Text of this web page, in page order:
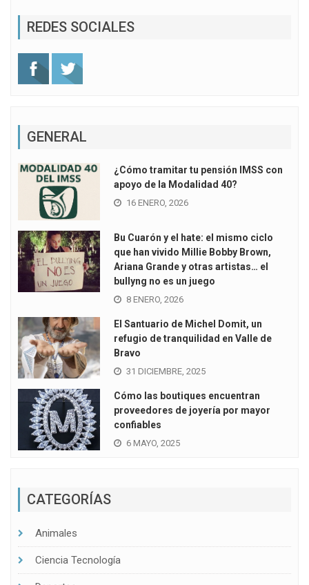
REDES SOCIALES
GENERAL
¿Cómo tramitar tu pensión IMSS con
apoyo de la Modalidad 40?
16 ENERO, 2026
Bu Cuarón y el hate: el mismo ciclo
que han vivido Millie Bobby Brown,
Ariana Grande y otras artistas… el
bullyng no es un juego
8 ENERO, 2026
El Santuario de Michel Domit, un
refugio de tranquilidad en Valle de
Bravo
31 DICIEMBRE, 2025
Cómo las boutiques encuentran
proveedores de joyería por mayor
confiables
6 MAYO, 2025
CATEGORÍAS
Animales
Ciencia Tecnología